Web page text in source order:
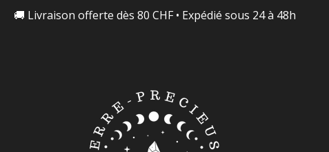
🚚 Livraison offerte dès 80 CHF • Expédié sous 24 à 48h